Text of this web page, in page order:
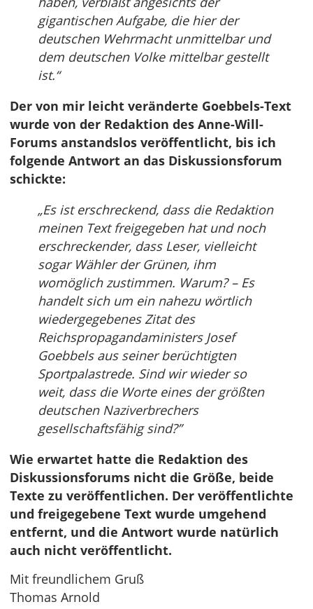
gigantischen Aufgabe, die hier der
deutschen Wehrmacht unmittelbar und
dem deutschen Volke mittelbar gestellt
ist.“
Der von mir leicht veränderte Goebbels-Text
wurde von der Redaktion des Anne-Will-
Forums anstandslos veröffentlicht, bis ich
folgende Antwort an das Diskussionsforum
schickte:
„Es ist erschreckend, dass die Redaktion
meinen Text freigegeben hat und noch
erschreckender, dass Leser, vielleicht
sogar Wähler der Grünen, ihm
womöglich zustimmen. Warum? – Es
handelt sich um ein nahezu wörtlich
wiedergegebenes Zitat des
Reichspropagandaministers Josef
Goebbels aus seiner berüchtigten
Sportpalastrede. Sind wir wieder so
weit, dass die Worte eines der größten
deutschen Naziverbrechers
gesellschaftsfähig sind?”
Wie erwartet hatte die Redaktion des
Diskussionsforums nicht die Größe, beide
Texte zu veröffentlichen. Der veröffentlichte
und freigegebene Text wurde umgehend
entfernt, und die Antwort wurde natürlich
auch nicht veröffentlicht.
Mit freundlichem Gruß
Thomas Arnold